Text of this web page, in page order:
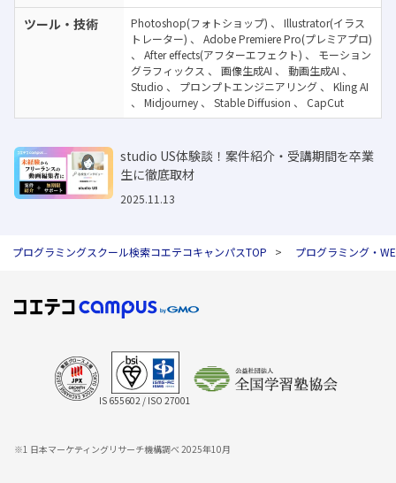
ツール・技術 Photoshop(フォトショップ) 、 Illustrator(イラス
トレーター) 、 Adobe Premiere Pro(プレミアプロ)
、 After effects(アフターエフェクト) 、 モーション
グラフィックス 、 画像生成AI 、 動画生成AI 、
Studio 、 プロンプトエンジニアリング 、 Kling AI
、 Midjourney 、 Stable Diffusion 、 CapCut
studio US体験談！案件紹介・受講期間を卒業
生に徹底取材
2025.11.13
プログラミングスクール検索コエテコキャンパスTOP プログラミング・
IS 655602 / ISO 27001
※1 日本マーケティングリサーチ機構調べ 2025年10月